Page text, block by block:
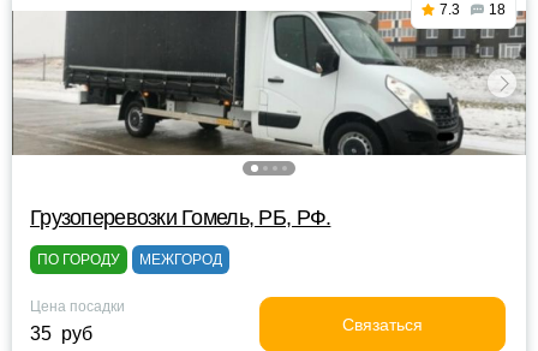
7.3 18
Грузоперевозки Гомель, РБ, РФ.
ПО ГОРОДУ МЕЖГОРОД
Цена посадки
35 руб Связаться